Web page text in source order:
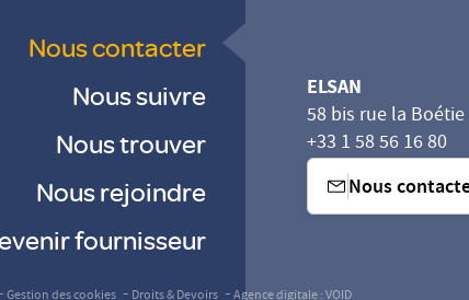
vos Options
paramètres de confidentialité, en garantissant la
Nous contacter
Nous suivre
Nous trouver
Nous rejoindre
fournisseur
ELSAN
58 bis rue la Boétie
+33 1 58 56 16 80
Nous